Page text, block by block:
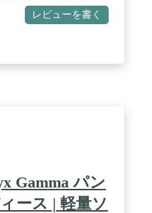
レビューを書く
Gamma パン
ース | 軽量ソ